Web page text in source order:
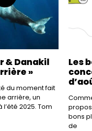
& Danakil
»
du moment fait
arrière, un
2025. Tom
Les
bons
de